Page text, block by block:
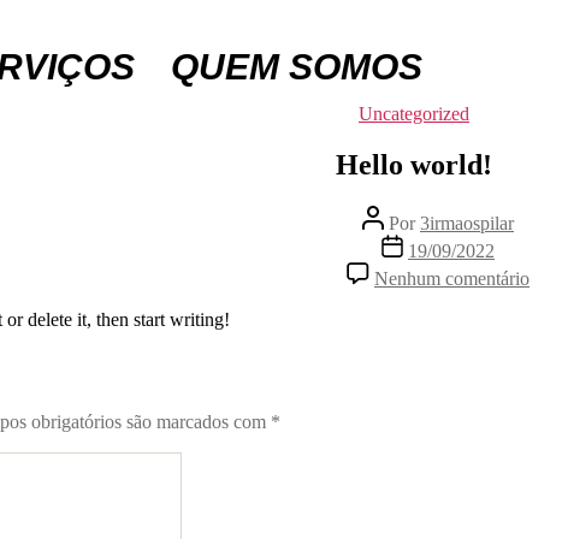
QUEM SOMOS
Categorias
Uncategorized
Hello world!
Autor
do
post
Por3irmaospilar
Data
publicação
19/09/2022
Nenhum comentário
Hello
delete it, then start writing!
obrigatórios são marcados com *